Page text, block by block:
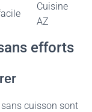
Cuisine
AZ
efforts
sans cuisson sont